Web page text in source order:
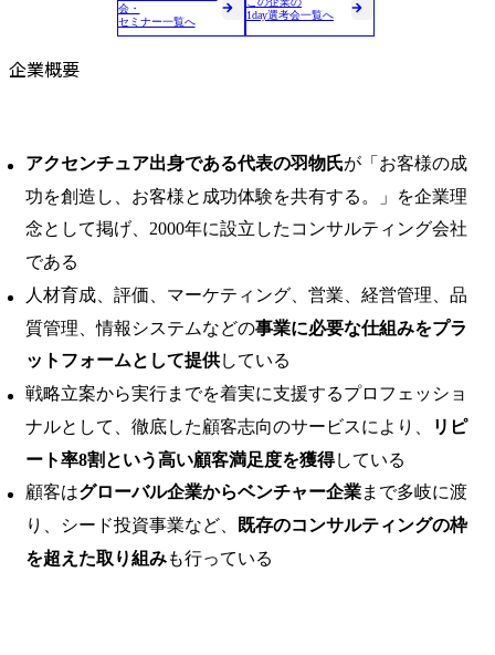
会・
セミナー一覧へ
1day選考会一覧へ
企業概要
アクセンチュア出身である代表の羽物氏が「お客様の成
功を創造し、お客様と成功体験を共有する。」を企業理
念として掲げ、2000年に設立したコンサルティング会社
である
人材育成、評価、マーケティング、営業、経営管理、品
質管理、情報システムなどの事業に必要な仕組みをプラ
ットフォームとして提供している
戦略立案から実行までを着実に支援するプロフェッショ
ナルとして、徹底した顧客志向のサービスにより、
リピ
ート率8割という高い顧客満足度を獲得している
顧客はグローバル企業からベンチャー企業まで多岐に渡
り、シード投資事業など、
既存のコンサルティングの枠
を超えた取り組みも行っている